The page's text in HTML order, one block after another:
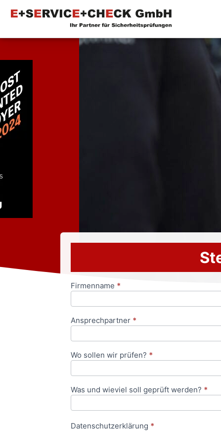
Anfrageformular
Firmenname *
Ansprechpartner *
Wo sollen wir prüfen? *
Was und wieviel soll geprüft werden? *
Datenschutzerklärung *